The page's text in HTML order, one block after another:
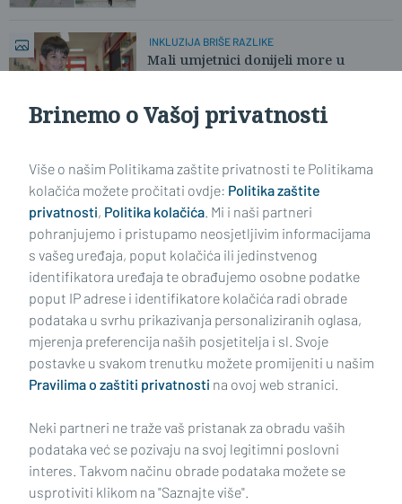
INKLUZIJA BRIŠE RAZLIKE
Mali umjetnici donijeli more u
Impressum Uvjeti korištenja Politika privatnosti
Politika kolačića Kontakt Pritužbe Suradnici
Oglašavanje
RUBRIKE
Brinemo o Vašoj privatnosti
Više o našim Politikama zaštite privatnosti te Politikama
kolačića možete pročitati ovdje: Politika zaštite
privatnosti, Politika kolačića. Mi i naši partneri
pohranjujemo i pristupamo neosjetljivim informacijama
s vašeg uređaja, poput kolačića ili jedinstvenog
identifikatora uređaja te obrađujemo osobne podatke
poput IP adrese i identifikatore kolačića radi obrade
podataka u svrhu prikazivanja personaliziranih oglasa,
mjerenja preferencija naših posjetitelja i sl. Svoje
postavke u svakom trenutku možete promijeniti u našim
Pravilima o zaštiti privatnosti na ovoj web stranici.
Neki partneri ne traže vaš pristanak za obradu vaših
podataka već se pozivaju na svoj legitimni poslovni
interes. Takvom načinu obrade podataka možete se
usprotiviti klikom na "Saznajte više".